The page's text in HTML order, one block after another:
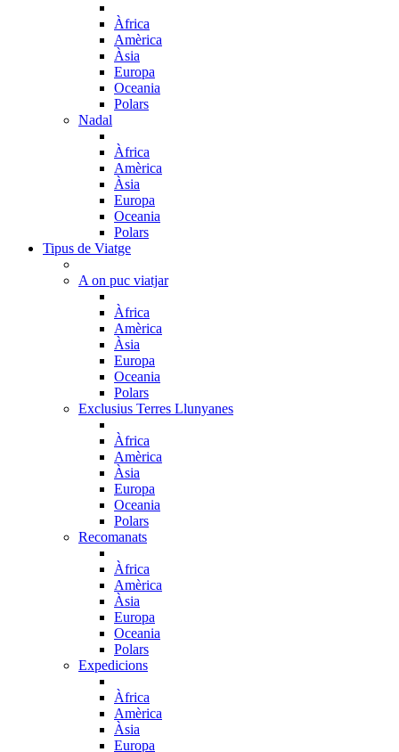
Àfrica
Amèrica
Àsia
Europa
Oceania
Polars
Nadal
Àfrica
Amèrica
Àsia
Europa
Oceania
Polars
Tipus de Viatge
A on puc viatjar
Àfrica
Amèrica
Àsia
Europa
Oceania
Polars
Exclusius Terres Llunyanes
Àfrica
Amèrica
Àsia
Europa
Oceania
Polars
Recomanats
Àfrica
Amèrica
Àsia
Europa
Oceania
Polars
Expedicions
Àfrica
Amèrica
Àsia
Europa